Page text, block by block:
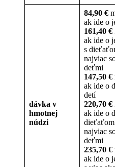
dávka v
hmotnej
núdzi
84,90 €
ak ide o
161,40 €
ak ide o
s
najviac
deťmi
147,50 €
ak ide o
detí
220,70 €
ak ide o
dieťaťom
najviac
deťmi
235,70 €
ak ide o